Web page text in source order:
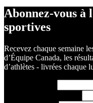
Abonnez-vous à
sportives
Recevez chaque semaine
d’Équipe Canada, les
d’athlètes - livrées chaque